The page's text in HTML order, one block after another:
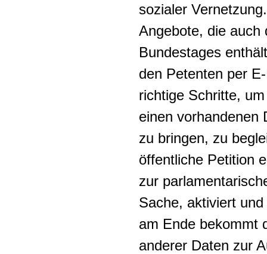
sozialer
Angebote, die auch
Bundestages
den Petenten per
richtige Schritte,
einen vorhandenen
zu bringen, zu
öffentliche Petition
zur
Sache, aktiviert
am Ende bekommt
anderer Daten zur